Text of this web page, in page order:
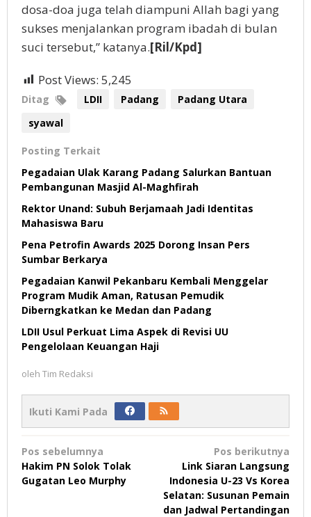
dosa-doa juga telah diampuni Allah bagi yang
sukses menjalankan program ibadah di bulan
suci tersebut,” katanya.[Ril/Kpd]
Post Views: 5,245
Ditag LDII Padang
Padang Utara
syawal
Posting Terkait
Pegadaian Ulak Karang Padang Salurkan Bantuan
Pembangunan Masjid Al-Maghfirah
Rektor Unand: Subuh Berjamaah Jadi Identitas
Mahasiswa Baru
Pena Petrofin Awards 2025 Dorong Insan Pers
Sumbar Berkarya
Pegadaian Kanwil Pekanbaru Kembali Menggelar
Program Mudik Aman, Ratusan Pemudik
Diberngkatkan ke Medan dan Padang
LDII Usul Perkuat Lima Aspek di Revisi UU
Pengelolaan Keuangan Haji
oleh Tim Redaksi
Ikuti Kami Pada
Navigasi
pos
Pos sebelumnya
Hakim PN Solok Tolak
Gugatan Leo Murphy
Pos berikutnya
Link Siaran Langsung
Indonesia U-23 Vs Korea
Selatan: Susunan Pemain
dan Jadwal Pertandingan